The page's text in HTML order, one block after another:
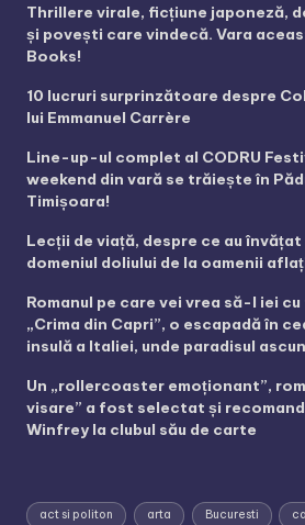
Thrillere virale, ficțiune japoneză,
și povești care vindecă. Vara
Books!
10 lucruri surprinzătoare despre
lui Emmanuel Carrère
Line-up-ul complet al CODRU
weekend din vară se trăiește în
Timișoara!
Lecții de viață, despre ce au
domeniul doliului de la oamenii
Romanul pe care vei vrea să-l iei
„Crima din Capri”, o escapadă în
insulă a Italiei, unde paradisul
Un „rollercoaster emoționant”,
visare” a fost selectat și
Winfrey la clubul său de carte
act si politon arta Bucuresti